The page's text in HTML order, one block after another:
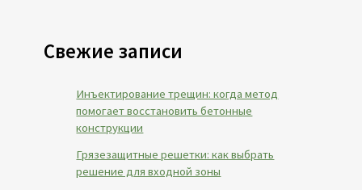
Свежие записи
Инъектирование трещин: когда метод
помогает восстановить бетонные
конструкции
Грязезащитные решетки: как выбрать
решение для входной зоны